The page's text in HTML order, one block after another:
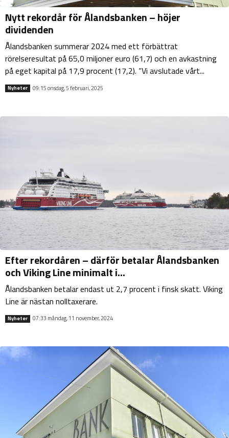
Nytt rekordår för Ålandsbanken – höjer
dividenden
Ålandsbanken summerar 2024 med ett förbättrat
rörelseresultat på 65,0 miljoner euro (61,7) och en avkastning
på eget kapital på 17,9 procent (17,2). ”Vi avslutade vårt...
Nyheter 09:15 onsdag, 5 februari, 2025
Efter rekordåren – därför betalar Ålandsbanken
och Viking Line minimalt i...
Ålandsbanken betalar endast ut 2,7 procent i finsk skatt. Viking
Line är nästan nolltaxerare.
Nyheter 07:33 måndag, 11 november, 2024